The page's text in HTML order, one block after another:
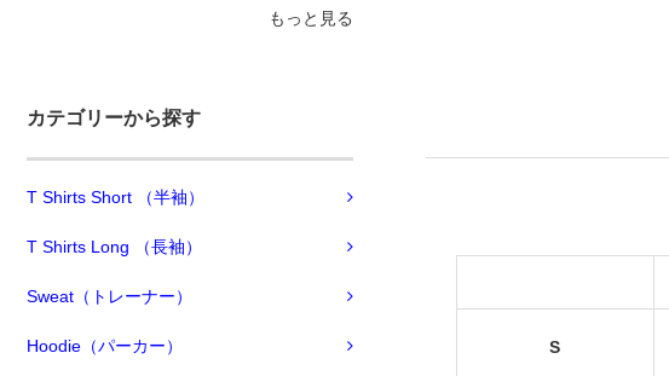
もっと見る
カテゴリーから探す
T Shirts Short （半袖）
T Shirts Long （長袖）
Sweat（トレーナー）
Hoodie（パーカー） S